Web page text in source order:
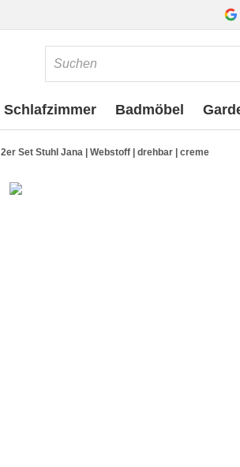
Schlafzimmer Badmöbel
2er Set Stuhl Jana | Webstoff | drehbar | creme